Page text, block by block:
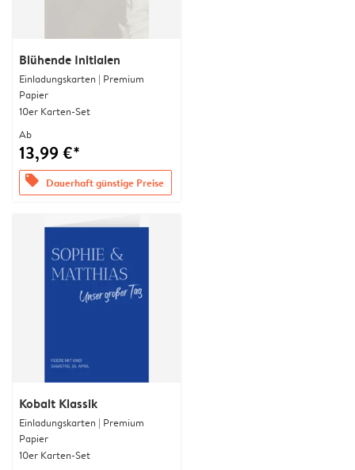
Blühende Initialen
Einladungskarten | Premium
Papier
10er Karten-Set
Ab
13,99 €*
offers Dauerhaft günstige Preise
Kobalt Klassik
Einladungskarten | Premium
Papier
10er Karten-Set